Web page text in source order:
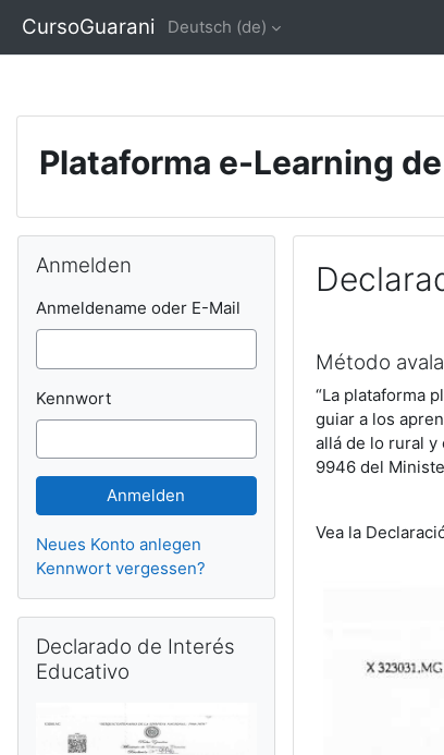
INICIO NOSOTROS
Zum Hauptinhalt
CursoGuarani Deutsch ‎(de)‎
Plataforma e-Learning
Método
“La plataforma
guiar a los
allá de lo rural y
9946 del
Vea la
Blöcke
Anmelden
Anmeldename oder E-Mail
Kennwort
Neues Konto anlegen
Kennwort vergessen?
Declarado de Interés
Educativo